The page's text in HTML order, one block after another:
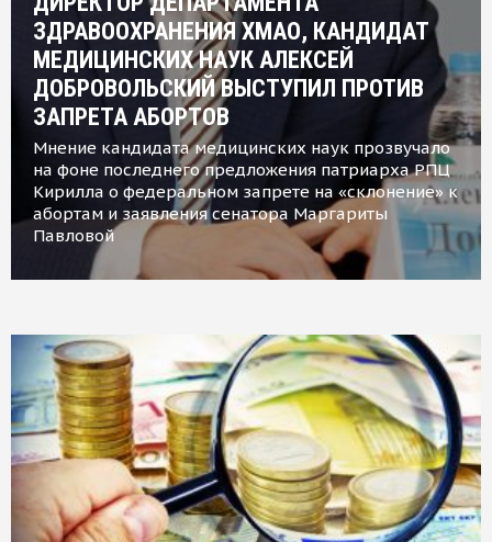
ЗДРАВООХРАНЕНИЯ ХМАО, КАНДИДАТ
МЕДИЦИНСКИХ НАУК АЛЕКСЕЙ
ДОБРОВОЛЬСКИЙ ВЫСТУПИЛ ПРОТИВ
ЗАПРЕТА АБОРТОВ
Мнение кандидата медицинских наук прозвучало
на фоне последнего предложения патриарха РПЦ
Кирилла о федеральном запрете на «склонение» к
абортам и заявления сенатора Маргариты
Павловой